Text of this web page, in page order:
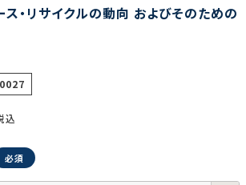
ス・リサイクルの動向 およびそのための
込